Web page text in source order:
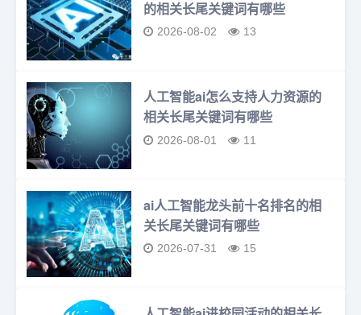
的相关长尾关键词有哪些
2026-08-02 13
人工智能ai怎么支持人力资源的
相关长尾关键词有哪些
2026-08-01 11
ai人工智能龙头前十名排名的相
关长尾关键词有哪些
2026-07-31 15